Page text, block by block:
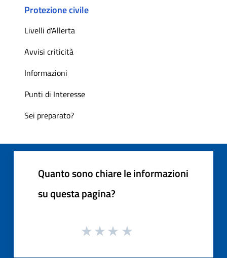
Protezione civile
Livelli d'Allerta
Avvisi criticità
Informazioni
Punti di Interesse
Sei preparato?
Quanto sono chiare le informazioni
su questa pagina?